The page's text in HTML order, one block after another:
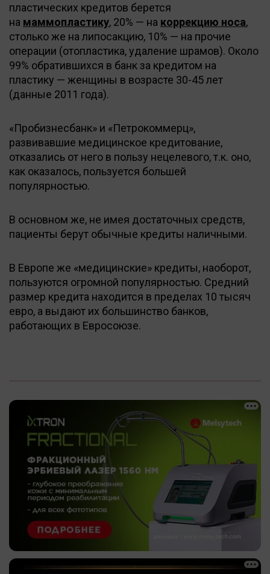
пластических кредитов берется
на маммопластику, 20% — на коррекцию носа,
столько же на липосакцию, 10% — на прочие
операции (отопластика, удаление шрамов). Около
99% обратившихся в банк за кредитом на
пластику — женщины в возрасте 30-45 лет
(данные 2011 года).
«Пробизнесбанк» и «Петрокоммерц»,
развивавшие медицинское кредитование,
отказались от него в пользу нецелевого, т.к. оно,
как оказалось, пользуется большей
популярностью.
В основном же, не имея достаточных средств,
пациенты берут обычные кредиты наличными.
В Европе же «медицинские» кредиты, наоборот,
пользуются огромной популярностью. Средний
размер кредита находится в пределах 10 тысяч
евро, а выдают их большинство банков,
работающих в Евросоюзе.